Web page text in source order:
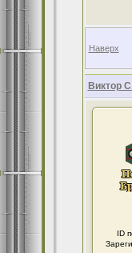
Наверх
Виктор
ID